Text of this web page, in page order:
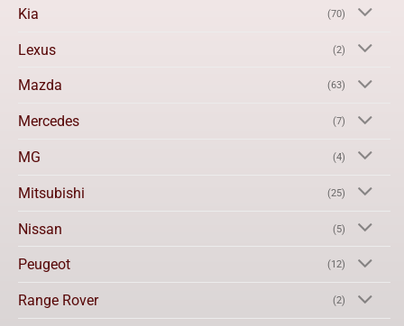
Kia (70)
Lexus (2)
Mazda (63)
Mercedes (7)
MG (4)
Mitsubishi (25)
Nissan (5)
Peugeot (12)
Range Rover (2)